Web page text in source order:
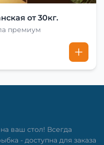
от 30кг.
премиум
ваш стол! Всегда
- доступна для заказа